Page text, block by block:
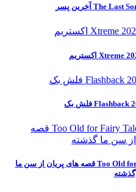
دانلود فیلم Too Old for Fairy Tales 2022 قصه‌ های پریان از سن ما
گذشته